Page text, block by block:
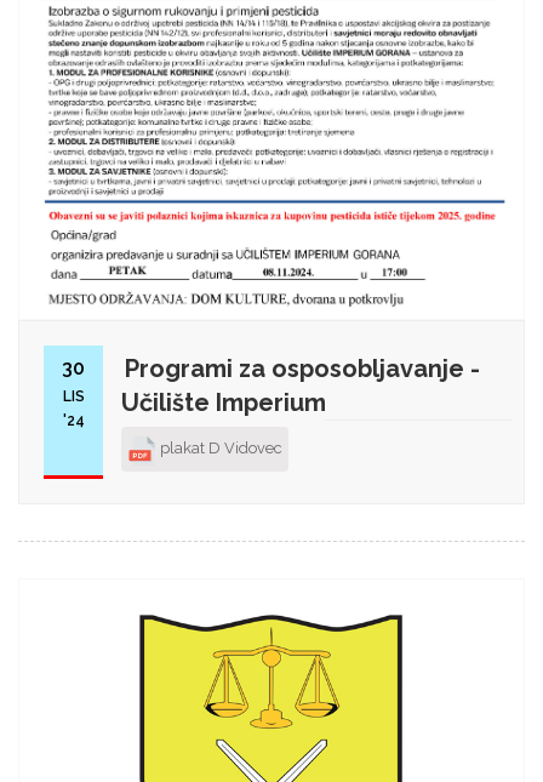
30
LIS
'24
Programi za osposobljavanje -
Učilište Imperium
plakat D Vidovec